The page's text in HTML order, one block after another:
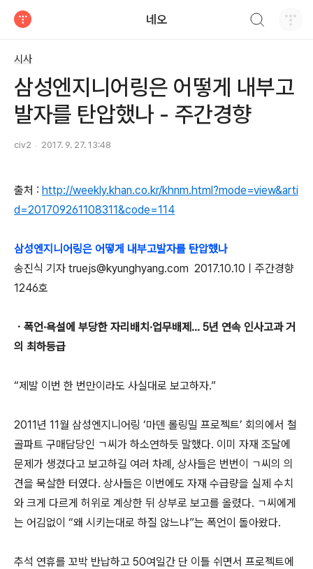
네오
시사
삼성엔지니어링은 어떻게 내부고
발자를 탄압했나 - 주간경향
civ2 2017. 9. 27. 13:48
출처 : http://weekly.khan.co.kr/khnm.html?mode=view&arti
d=201709261108311&code=114
삼성엔지니어링은 어떻게 내부고발자를 탄압했나
송진식 기자 truejs@kyunghyang.com 2017.10.10ㅣ주간경향
1246호
ㆍ폭언·욕설에 부당한 자리배치·업무배제… 5년 연속 인사고과 거
의 최하등급
“제발 이번 한 번만이라도 사실대로 보고하자.”
2011년 11월 삼성엔지니어링 ‘마덴 롤링밀 프로젝트’ 회의에서 철
골파트 구매담당인 ㄱ씨가 하소연하듯 말했다. 이미 자재 조달에
문제가 생겼다고 보고하길 여러 차례, 상사들은 번번이 ㄱ씨의 의
견을 묵살한 터였다. 상사들은 이번에도 자재 수급량을 실제 수치
와 크게 다르게 허위로 계상한 뒤 상부로 보고를 올렸다. ㄱ씨에게
는 어김없이 “왜 시키는대로 하질 않느냐”는 폭언이 돌아왔다.
추석 연휴를 꼬박 반납하고 50여일간 단 이틀 쉬면서 프로젝트에